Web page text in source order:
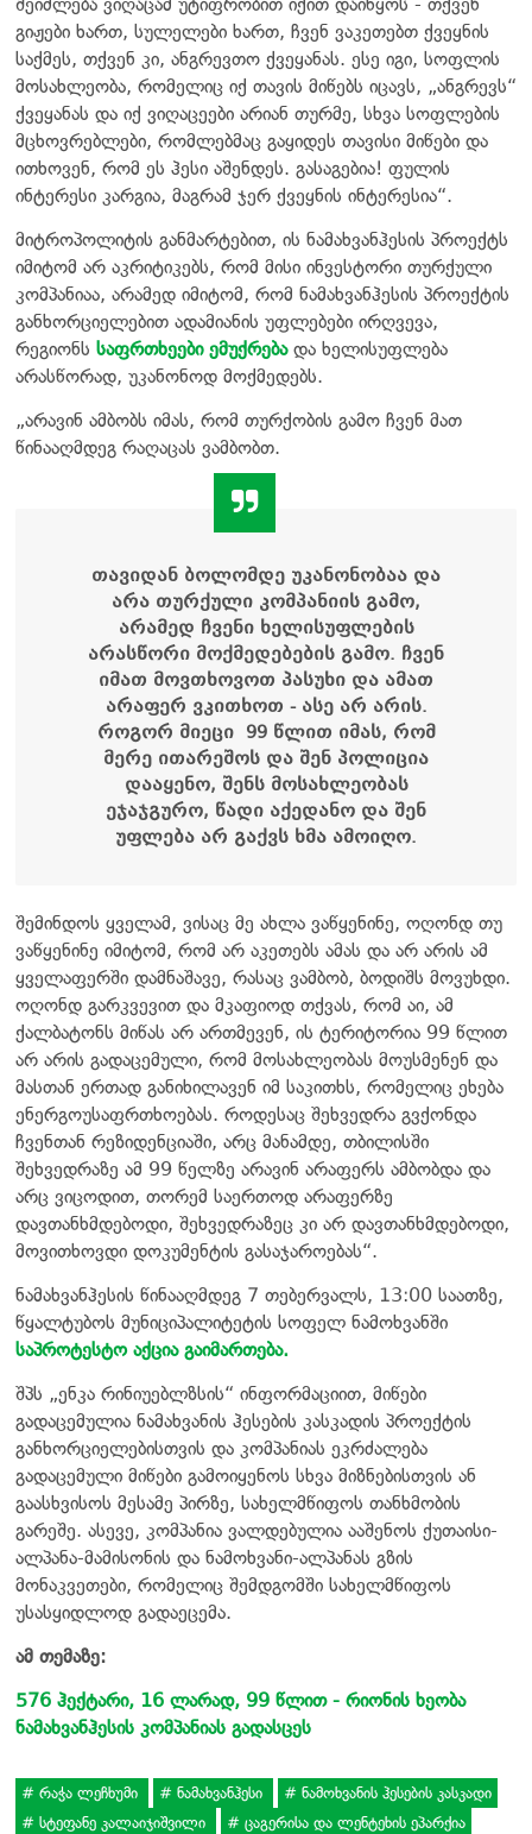
გიჟები ხართ, სულელები ხართ, ჩვენ ვაკეთებთ ქვეყნის
საქმეს, თქვენ კი, ანგრევთო ქვეყანას. ესე იგი, სოფლის
მოსახლეობა, რომელიც იქ თავის მიწებს იცავს, „ანგრევს“
ქვეყანას და იქ ვიღაცეები არიან თურმე, სხვა სოფლების
მცხოვრებლები, რომლებმაც გაყიდეს თავისი მიწები და
ითხოვენ, რომ ეს ჰესი აშენდეს. გასაგებია! ფულის
ინტერესი კარგია, მაგრამ ჯერ ქვეყნის ინტერესია“.
მიტროპოლიტის განმარტებით, ის ნამახვანჰესის პროექტს
იმიტომ არ აკრიტიკებს, რომ მისი ინვესტორი თურქული
კომპანიაა, არამედ იმიტომ, რომ ნამახვანჰესის პროექტის
განხორციელებით ადამიანის უფლებები ირღვევა,
რეგიონს საფრთხეები ემუქრებადა ხელისუფლება
არასწორად, უკანონოდ მოქმედებს.
„არავინ ამბობს იმას, რომ თურქობის გამო ჩვენ მათ
წინააღმდეგ რაღაცას ვამბობთ.
თავიდან ბოლომდე უკანონობაა და
არა თურქული კომპანიის გამო,
არამედ ჩვენი ხელისუფლების
არასწორი მოქმედებების გამო. ჩვენ
იმათ მოვთხოვოთ პასუხი და ამათ
არაფერ ვკითხოთ - ასე არ არის.
როგორ მიეცი 99 წლით იმას, რომ
მერე ითარეშოს და შენ პოლიცია
დააყენო, შენს მოსახლეობას
ეჯაჯგურო, წადი აქედანო და შენ
უფლება არ გაქვს ხმა ამოიღო.
შემინდოს ყველამ, ვისაც მე ახლა ვაწყენინე, ოღონდ თუ
ვაწყენინე იმიტომ, რომ არ აკეთებს ამას და არ არის ამ
ყველაფერში დამნაშავე, რასაც ვამბობ, ბოდიშს მოვუხდი.
ოღონდ გარკვევით და მკაფიოდ თქვას, რომ აი, ამ
ქალბატონს მიწას არ ართმევენ, ის ტერიტორია 99 წლით
არ არის გადაცემული, რომ მოსახლეობას მოუსმენენ და
მასთან ერთად განიხილავენ იმ საკითხს, რომელიც ეხება
ენერგოუსაფრთხოებას. როდესაც შეხვედრა გვქონდა
ჩვენთან რეზიდენციაში, არც მანამდე, თბილისში
შეხვედრაზე ამ 99 წელზე არავინ არაფერს ამბობდა და
არც ვიცოდით, თორემ საერთოდ არაფერზე
დავთანხმდებოდი, შეხვედრაზეც კი არ დავთანხმდებოდი,
მოვითხოვდი დოკუმენტის გასაჯაროებას“.
ნამახვანჰესის წინააღმდეგ 7 თებერვალს, 13:00 საათზე,
წყალტუბოს მუნიციპალიტეტის სოფელ ნამოხვანში
საპროტესტო აქცია გაიმართება.
შპს „ენკა რინიუებლზსის“ ინფორმაციით, მიწები
გადაცემულია ნამახვანის ჰესების კასკადის პროექტის
განხორციელებისთვის და კომპანიას ეკრძალება
გადაცემული მიწები გამოიყენოს სხვა მიზნებისთვის ან
გაასხვისოს მესამე პირზე, სახელმწიფოს თანხმობის
გარეშე. ასევე, კომპანია ვალდებულია ააშენოს ქუთაისი-
ალპანა-მამისონის და ნამოხვანი-ალპანას გზის
მონაკვეთები, რომელიც შემდგომში სახელმწიფოს
უსასყიდლოდ გადაეცემა.
ამ თემაზე:
576 ჰექტარი, 16 ლარად, 99 წლით - რიონის ხეობა
ნამახვანჰესის კომპანიას გადასცეს
რაჭა ლეჩხუმი ნამახვანჰესი
ნამოხვანის ჰესების კასკადი
სტეფანე კალაიჯიშვილი
ცაგერისა და ლენტეხის ეპარქია